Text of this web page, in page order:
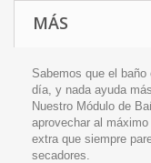
MÁS
Sabemos que el
día, y nada ayuda
Nuestro Módulo de
aprovechar al
extra que siempre
secadores.